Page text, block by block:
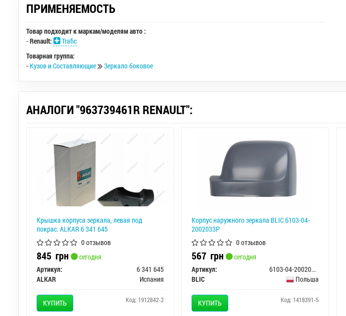
ПРИМЕНЯЕМОСТЬ
Товар подходит к маркам/моделям авто :
-Renault:
Trafic
Товарная группа:
- Кузов и Составляющие Зеркало боковое
АНАЛОГИ "963739461R RENAULT":
Крышка корпуса зеркала, левая под
покрас. ALKAR 6 341 645
0 отзывов
845 грн
сегодня
Артикул:
6 341 645
ALKAR
Испания
КУПИТЬ Код: 1912842-2
Корпус наружного зеркала BLIC 6103-04-
2002033P
0 отзывов
567 грн
сегодня
Артикул:
6103-04-2002033P
BLIC
Польша
КУПИТЬ Код: 1418391-5